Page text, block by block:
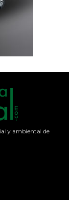
y ambiental de